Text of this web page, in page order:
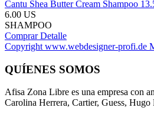
Cantu Shea Butter Cream Shampoo
6.00 US
SHAMPOO
ComprarDetalle
Copyright www.webdesigner-profi.de
QUÍENES SOMOS
Afisa Zona Libre es una empresa con
Carolina Herrera, Cartier, Guess,